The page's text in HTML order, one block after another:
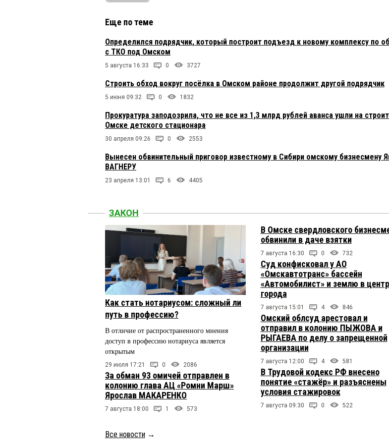
Еще по теме
Определился подрядчик, который построит подъезд к новому комплексу по
с ТКО под Омском
5 августа 16:33 0 3727
Строить обход вокруг посёлка в Омском районе продолжит другой подрядчик
5 июня 09:32 0 1832
Прокуратура заподозрила, что не все из 1,3 млрд рублей аванса ушли на
Омске детского стационара
30 апреля 09:26 0 2553
Вынесен обвинительный приговор известному в Сибири омскому бизнесмену
ВАГНЕРУ
23 апреля 13:01 6 4405
ЗАКОН
Как стать нотариусом: сложный ли
путь в профессию?
В отличие от распространенного мнения
доступ в профессию нотариуса является
открытым
29 июля 17:21 0 2086
За обман 93 омичей отправлен в
колонию глава АЦ «Ромни Марш»
Ярослав МАКАРЕНКО
7 августа 18:00 1 573
В Омске свердловского
обвинили в даче взятки
7 августа 16:30 0 732
Суд конфисковал у АО
«Омскавтотранс» бассейн
«Автомобилист» и землю в
города
7 августа 15:01 4 846
Омский облсуд арестовал и
отправил в колонию ПЫЖОВА и
РЫГАЕВА по делу о запрещенной
организации
7 августа 12:00 4 581
В Трудовой кодекс РФ внесено
понятие «стажёр» и разъяснены
условия стажировок
7 августа 09:30 0 522
Все новости →